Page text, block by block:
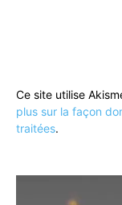
Ce site utilise
plus sur la façon
traitées.